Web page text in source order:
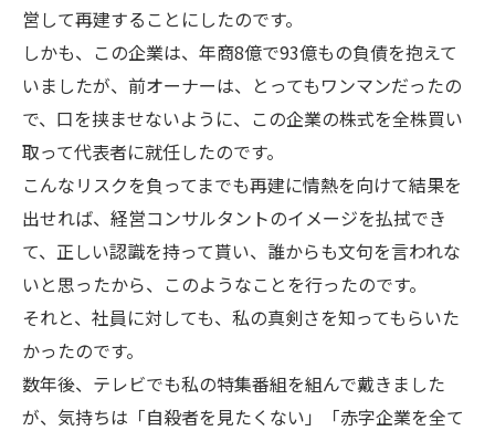
営して再建することにしたのです。
しかも、この企業は、年商8億で93億もの負債を抱えて
いましたが、前オーナーは、とってもワンマンだったの
で、口を挟ませないように、この企業の株式を全株買い
取って代表者に就任したのです。
こんなリスクを負ってまでも再建に情熱を向けて結果を
出せれば、経営コンサルタントのイメージを払拭でき
て、正しい認識を持って貰い、誰からも文句を言われな
いと思ったから、このようなことを行ったのです。
それと、社員に対しても、私の真剣さを知ってもらいた
かったのです。
数年後、テレビでも私の特集番組を組んで戴きました
が、気持ちは「自殺者を見たくない」「赤字企業を全て